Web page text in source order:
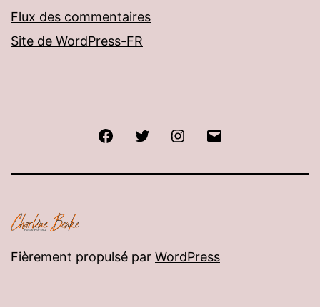
Flux des commentaires
Site de WordPress-FR
FacebookTwitter Instagram
Fièrement propulsé par WordPress